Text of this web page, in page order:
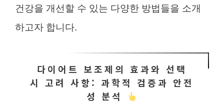
건강을 개선할 수 있는 다양한 방법들을 소개
하고자 합니다.
다이어트 보조제의 효과와 선택
시 고려 사항: 과학적 검증과 안전
성 분석